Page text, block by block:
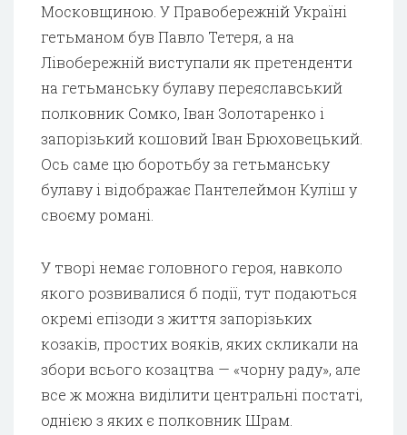
Московщиною. У Правобережній Україні
гетьманом був Павло Тетеря, а на
Лівобережній виступали як претенденти
на гетьманську булаву переяславський
полковник Сомко, Іван Золотаренко і
запорізький кошовий Іван Брюховецький.
Ось саме цю боротьбу за гетьманську
булаву і відображає Пантелеймон Куліш у
своєму романі.
У творі немає головного героя, навколо
якого розвивалися б події, тут подаються
окремі епізоди з життя запорізьких
козаків, простих вояків, яких скликали на
збори всього козацтва — «чорну раду», але
все ж можна виділити центральні постаті,
однією з яких є полковник Шрам.